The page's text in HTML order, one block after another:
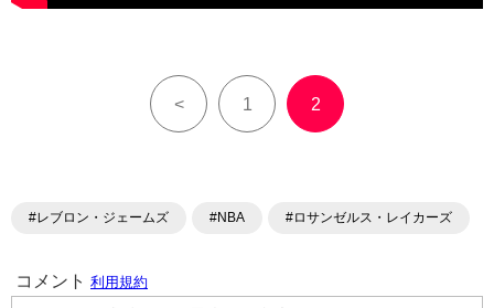
< 1 2
#レブロン・ジェームズ #NBA #ロサンゼルス・レイカーズ